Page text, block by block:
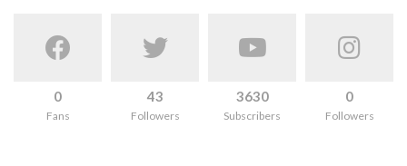
0
Fans
43
Followers
3630
Subscribers
0
Followers